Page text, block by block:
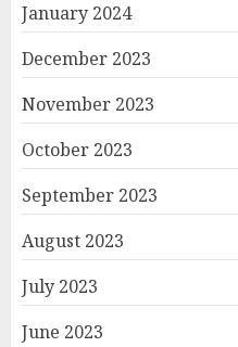
January 2024
December 2023
November 2023
October 2023
September 2023
August 2023
July 2023
June 2023